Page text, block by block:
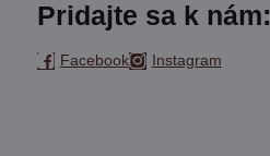
Pridajte sa k nám:
Facebook Instagram